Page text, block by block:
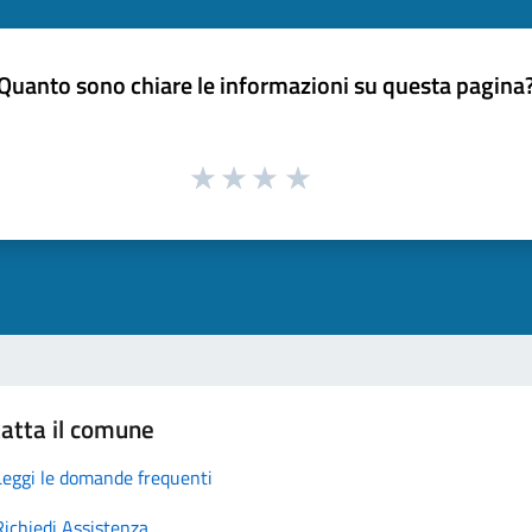
sono chiare le informazioni su questa
il comune
le domande frequenti